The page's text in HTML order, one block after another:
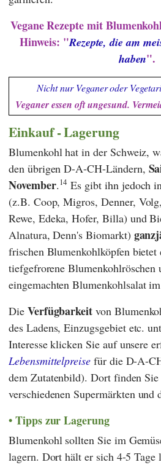
Vegane Rezepte mit
Hinweis: "Rezepte, die am
haben".
Nicht nur Veganer oder
Veganer essen oft ungesund.
Einkauf - Lagerung
Blumenkohl hat in der Schweiz,
den übrigen D-A-CH-Ländern,
November.14 Es gibt ihn jedoch
(z.B. Coop,Migros, Denner, Volg
Rewe, Edeka,Hofer, Billa) und
Alnatura,Denn's Biomarkt)
frischen Blumenkohlköpfen bietet
tiefgefrorene Blumenkohlröschen
eingemachten Blumenkohlsalat
Die Verfügbarkeitvon
des Ladens, Einzugsgebiet etc.
Interesse klicken Sie auf unsere
Lebensmittelpreise für die D-A-
dem Zutatenbild). Dort finden Sie
verschiedenen Supermärkten und
Tipps zur Lagerung
Blumenkohl sollten Sie im
lagern. Dort hält er sich 4-5